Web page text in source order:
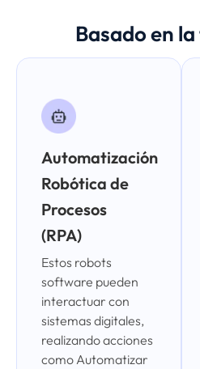
Basado en
Automatización
Robótica de
Procesos
(RPA)
Estos robots
software pueden
interactuar con
sistemas digitales,
realizando acciones
como Automatizar